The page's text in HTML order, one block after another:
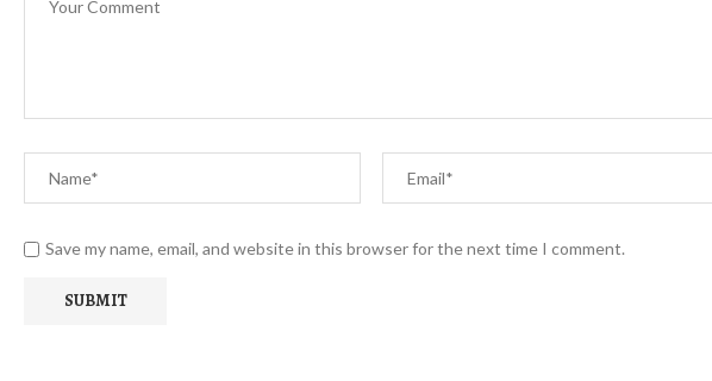
Save my name, email, and website in this browser for the next time I comment.